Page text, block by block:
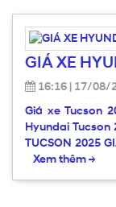
GIÁ XE
16:16 | 17/08/
Giá xe Tucson
Hyundai Tucson
TUCSON 2025
Xem thêm→